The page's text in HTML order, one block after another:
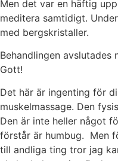
Men det var en häftig
meditera samtidigt.
med bergskristaller.
Behandlingen
Gott!
Det här är ingenting för
muskelmassage. Den
Den är inte heller något
förstår är humbug. Men
till andliga ting tror jag